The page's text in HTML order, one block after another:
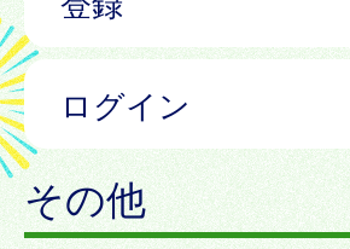
ログイン
その他